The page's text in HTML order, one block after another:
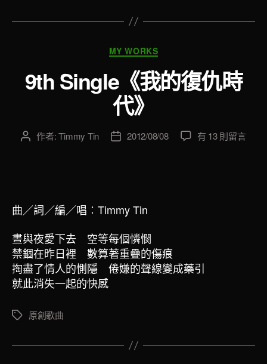
分
類
MY WORKS
9th Single《我的復仇時
代》
文 作者:Timmy Tin
文 2012/08/08
在
有 13 則留言
曲／詞／編／唱 ︰ Timmy Tin
晝與夜愛下去 空等每個憐憫
禁錮在昨日裡 數算著重疊的傷痕
掏盡了情人的惻隱 倦嫌的聲線變成藥引
就此消失一起的快感
標
原創歌曲